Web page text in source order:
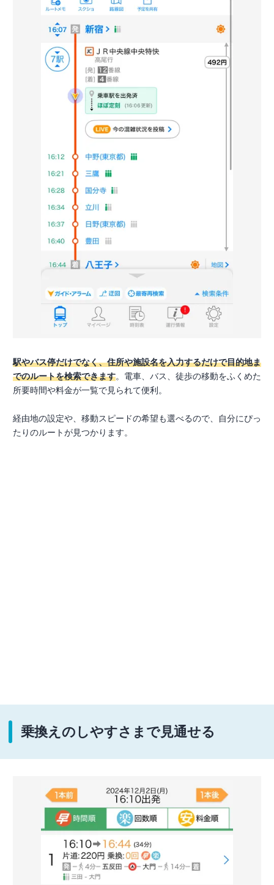
駅やバス停だけでなく、住所や施設名を入力するだけで目的地ま
でのルートを検索できます。電車、バス、徒歩の移動をふくめた
所要時間や料金が一覧で見られて便利。
経由地の設定や、移動スピードの希望も選べるので、自分にぴっ
たりのルートが見つかります。
乗換えのしやすさまで見通せる